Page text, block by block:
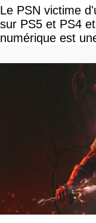
Le PSN victime
sur PS5 et PS4
numérique est